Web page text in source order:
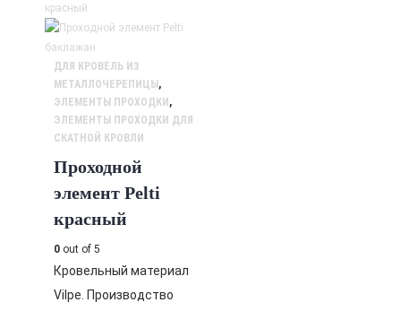
ДЛЯ КРОВЕЛЬ ИЗ
МЕТАЛЛОЧЕРЕПИЦЫ ,
ЭЛЕМЕНТЫ ПРОХОДКИ ,
ЭЛЕМЕНТЫ ПРОХОДКИ ДЛЯ
СКАТНОЙ КРОВЛИ
Проходной
элемент Pelti
красный
0 out of 5
Кровельный материал
Vilpe. Производство